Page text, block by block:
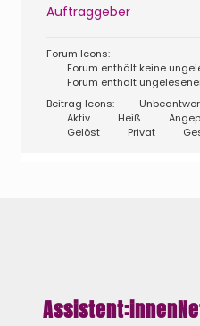
Auftraggeber
Forum Icons:
Forum enthält keine
Forum enthält
Beitrag Icons:
Aktiv
Heiß
Gelöst
Privat